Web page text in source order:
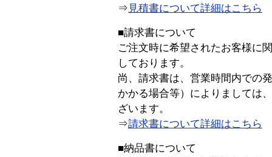
⇒ 見積書について詳細はこちら
■請求書について
ご注文時に希望されたお客様に
しております。
尚、請求書は、営業時間内での
かかる場合等）によりましては
ざいます。
⇒請求書について詳細はこちら
■納品書について